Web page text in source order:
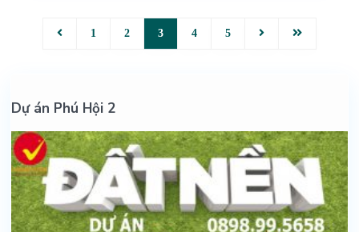
1 2 3 4 5
Dự án Phú Hội 2